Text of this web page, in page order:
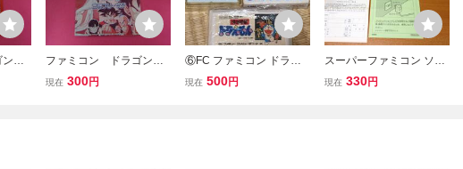
ボ
ファミコン ドラゴンボ
ールZⅡ 激神フリーザ
現在 300円
⑥FC ファミコン ドラえ
もん ハドソン HUDSON
現在 500円
スーパーファミコン ソフ
ト ドラゴンクエストI・II
現在 330円